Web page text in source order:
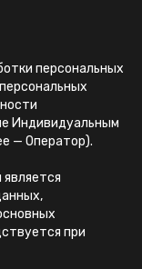
персональных
Индивидуальным
— Оператор).
при